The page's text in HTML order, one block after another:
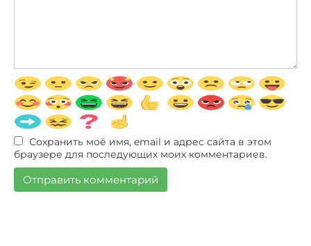
Сохранить моё имя, email и адрес сайта в этом
браузере для последующих моих комментариев.